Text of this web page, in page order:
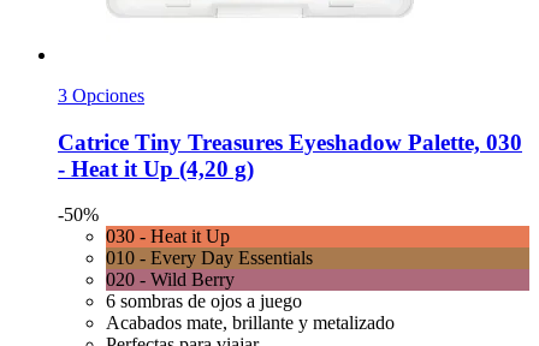
3 Opciones
Catrice Tiny Treasures Eyeshadow Palette, 030
-​ Heat it Up (4,20 g)
-50%
030 - Heat it Up
010 - Every Day Essentials
020 - Wild Berry
6 sombras de ojos a juego
Acabados mate, brillante y metalizado